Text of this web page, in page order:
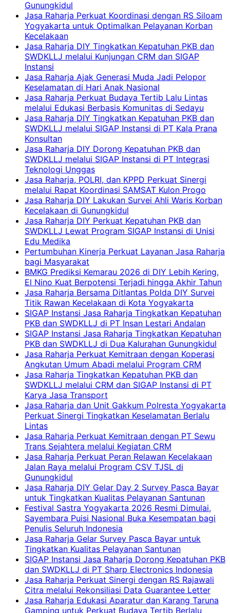
Gunungkidul
Jasa Raharja Perkuat Koordinasi dengan RS Siloam
Yogyakarta untuk Optimalkan Pelayanan Korban
Kecelakaan
Jasa Raharja DIY Tingkatkan Kepatuhan PKB dan
SWDKLLJ melalui Kunjungan CRM dan SIGAP
Instansi
Jasa Raharja Ajak Generasi Muda Jadi Pelopor
Keselamatan di Hari Anak Nasional
Jasa Raharja Perkuat Budaya Tertib Lalu Lintas
melalui Edukasi Berbasis Komunitas di Sedayu
Jasa Raharja DIY Tingkatkan Kepatuhan PKB dan
SWDKLLJ melalui SIGAP Instansi di PT Kala Prana
Konsultan
Jasa Raharja DIY Dorong Kepatuhan PKB dan
SWDKLLJ melalui SIGAP Instansi di PT Integrasi
Teknologi Unggas
Jasa Raharja, POLRI, dan KPPD Perkuat Sinergi
melalui Rapat Koordinasi SAMSAT Kulon Progo
Jasa Raharja DIY Lakukan Survei Ahli Waris Korban
Kecelakaan di Gunungkidul
Jasa Raharja DIY Perkuat Kepatuhan PKB dan
SWDKLLJ Lewat Program SIGAP Instansi di Unisi
Edu Medika
Pertumbuhan Kinerja Perkuat Layanan Jasa Raharja
bagi Masyarakat
BMKG Prediksi Kemarau 2026 di DIY Lebih Kering,
El Nino Kuat Berpotensi Terjadi hingga Akhir Tahun
Jasa Raharja Bersama Ditlantas Polda DIY Survei
Titik Rawan Kecelakaan di Kota Yogyakarta
SIGAP Instansi Jasa Raharja Tingkatkan Kepatuhan
PKB dan SWDKLLJ di PT Insan Lestari Andalan
SIGAP Instansi Jasa Raharja Tingkatkan Kepatuhan
PKB dan SWDKLLJ di Dua Kalurahan Gunungkidul
Jasa Raharja Perkuat Kemitraan dengan Koperasi
Angkutan Umum Abadi melalui Program CRM
Jasa Raharja Tingkatkan Kepatuhan PKB dan
SWDKLLJ melalui CRM dan SIGAP Instansi di PT
Karya Jasa Transport
Jasa Raharja dan Unit Gakkum Polresta Yogyakarta
Perkuat Sinergi Tingkatkan Keselamatan Berlalu
Lintas
Jasa Raharja Perkuat Kemitraan dengan PT Sewu
Trans Sejahtera melalui Kegiatan CRM
Jasa Raharja Perkuat Peran Relawan Kecelakaan
Jalan Raya melalui Program CSV TJSL di
Gunungkidul
Jasa Raharja DIY Gelar Day 2 Survey Pasca Bayar
untuk Tingkatkan Kualitas Pelayanan Santunan
Festival Sastra Yogyakarta 2026 Resmi Dimulai,
Sayembara Puisi Nasional Buka Kesempatan bagi
Penulis Seluruh Indonesia
Jasa Raharja Gelar Survey Pasca Bayar untuk
Tingkatkan Kualitas Pelayanan Santunan
SIGAP Instansi Jasa Raharja Dorong Kepatuhan PKB
dan SWDKLLJ di PT Sharp Electronics Indonesia
Jasa Raharja Perkuat Sinergi dengan RS Rajawali
Citra melalui Rekonsiliasi Data Guarantee Letter
Jasa Raharja Edukasi Aparatur dan Karang Taruna
Gamping untuk Perkuat Budaya Tertib Berlalu